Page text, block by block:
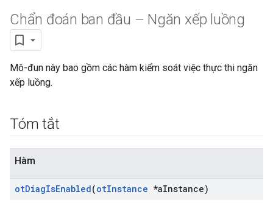
Chẩn đoán ban đầu – Ngăn xếp luồng
Mô-đun này bao gồm các hàm kiểm soát việc thực thi ngăn
xếp luồng.
Tóm tắt
Hàm
otDiagIsEnabled(otInstance *aInstance)